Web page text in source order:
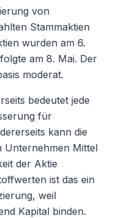
von
Stammaktien
wurden am 6.
am 8. Mai. Der
moderat.
bedeutet jede
für
kann die
Unternehmen Mittel
der Aktie
ist das ein
weil
Kapital binden.